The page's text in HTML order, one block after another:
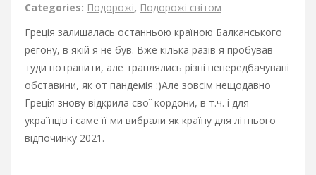
Categories: Подорожі, Подорожі світом
Греція залишалась останньою країною Балканського
регону, в якій я не був. Вже кілька разів я пробував
туди потрапити, але траплялись різні непередбачувані
обставини, як от пандемія :)Але зовсім нещодавно
Греція знову відкрила свої кордони, в т.ч. і для
українців і саме її ми вибрали як країну для літнього
відпочинку 2021.